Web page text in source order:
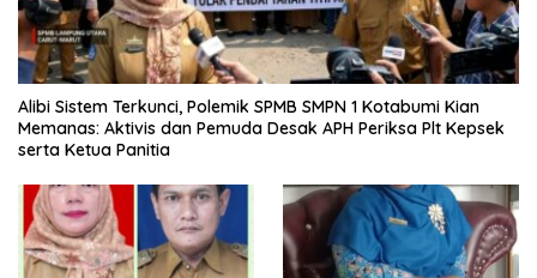
Alibi Sistem Terkunci, Polemik SPMB SMPN 1 Kotabumi Kian
Memanas: Aktivis dan Pemuda Desak APH Periksa Plt Kepsek
serta Ketua Panitia